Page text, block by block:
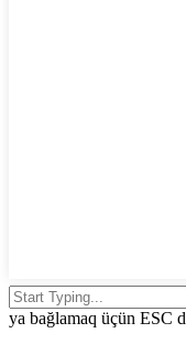
ya bağlamaq üçün ESC